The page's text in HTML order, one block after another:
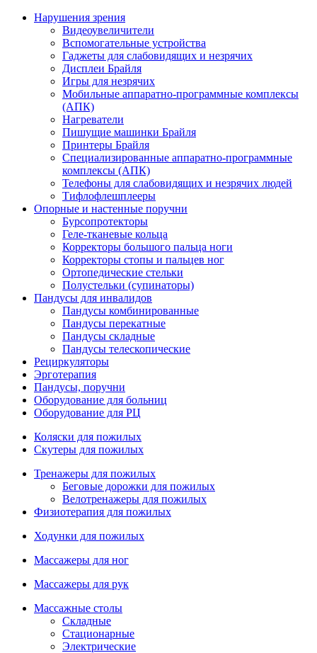
Нарушения зрения
Видеоувеличители
Вспомогательные устройства
Гаджеты для слабовидящих и незрячих
Дисплеи Брайля
Игры для незрячих
Мобильные аппаратно-программные комплексы
(АПК)
Нагреватели
Пишущие машинки Брайля
Принтеры Брайля
Специализированные аппаратно-программные
комплексы (АПК)
Телефоны для слабовидящих и незрячих людей
Тифлофлешплееры
Опорные и настенные поручни
Бурсопротекторы
Геле-тканевые кольца
Корректоры большого пальца ноги
Корректоры стопы и пальцев ног
Ортопедические стельки
Полустельки (супинаторы)
Пандусы для инвалидов
Пандусы комбинированные
Пандусы перекатные
Пандусы складные
Пандусы телескопические
Рециркуляторы
Эрготерапия
Пандусы, поручни
Оборудование для больниц
Оборудование для РЦ
Коляски для пожилых
Скутеры для пожилых
Тренажеры для пожилых
Беговые дорожки для пожилых
Велотренажеры для пожилых
Физиотерапия для пожилых
Ходунки для пожилых
Массажеры для ног
Массажеры для рук
Массажные столы
Складные
Стационарные
Электрические